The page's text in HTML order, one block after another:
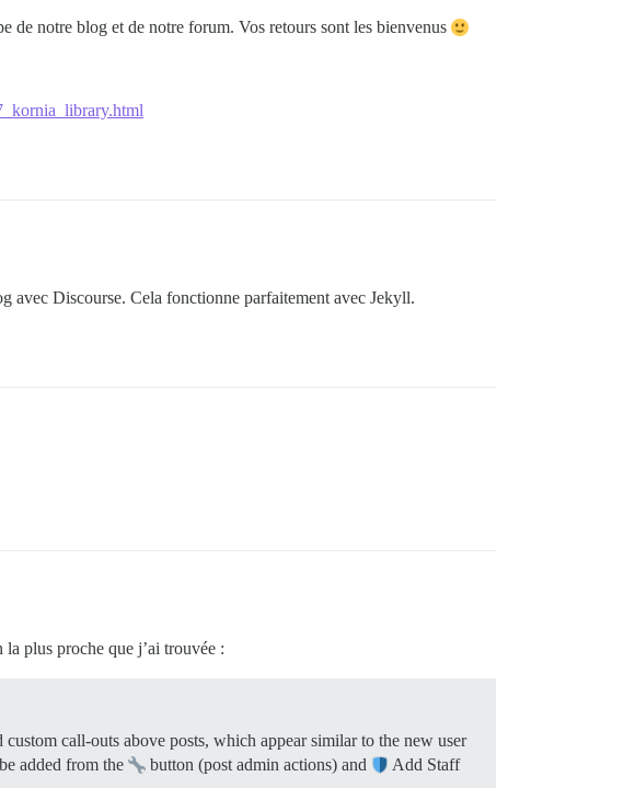
de notre blog et de notre forum. Vos retours sont les bienvenus
avec Discourse. Cela fonctionne parfaitement avec Jekyll.
plus proche que j’ai trouvée :
call-outs above posts, which appear similar to the new user
added from the button (post admin actions) and
Add Staff